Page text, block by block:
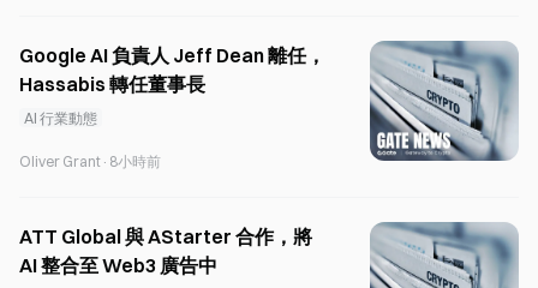
Google AI 負責人 Jeff Dean 離任，
Hassabis 轉任董事長
AI 行業動態
Oliver Grant · 8小時前
ATT Global 與 AStarter 合作，將
AI 整合至 Web3 廣告中